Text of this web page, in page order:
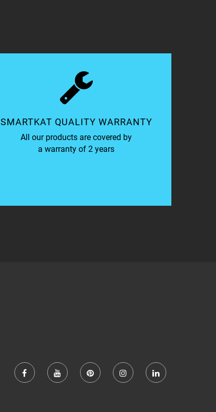
SMARTKAT QUALITY WARRANTY
All our products are covered by
a warranty of 2 years